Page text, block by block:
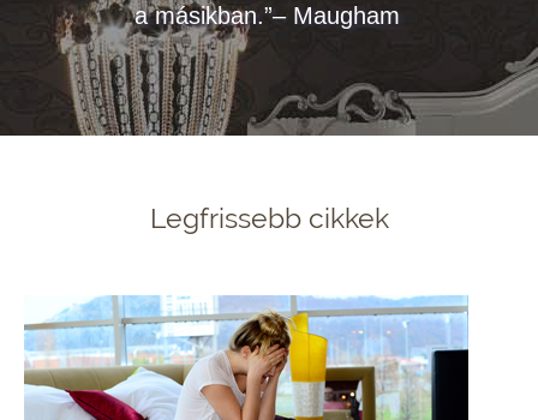
a másikban.”– Maugham
Legfrissebb cikkek